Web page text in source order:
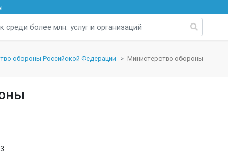
обороны Российской Федерации Министерство обороны